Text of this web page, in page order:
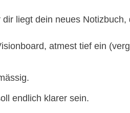
dir liegt dein neues
atmest tief ein
endlich klarer sein.